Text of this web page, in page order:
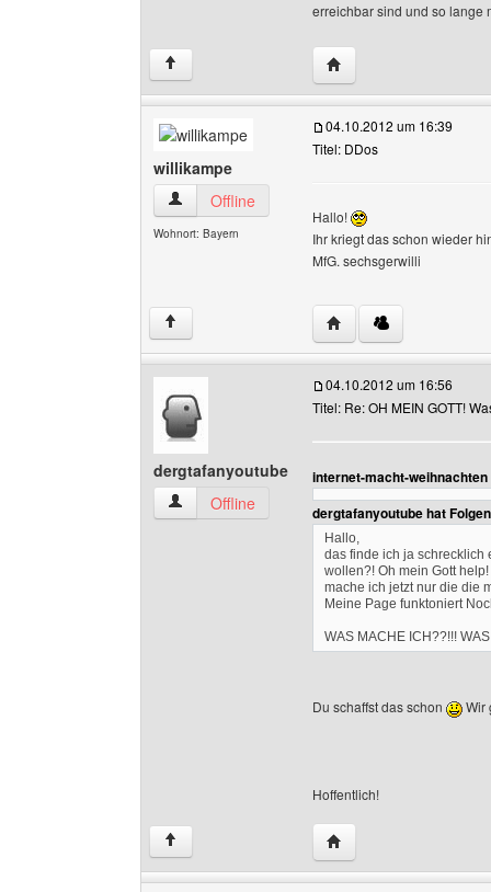
erreichbar sind und so lange
↑ Website dieses
willikampe
willikampe Benutzer-Profile anzeigen
Offline
Wohnort: Bayern
04.10.2012 um 16:39
Titel: DDos
Hallo!
Ihr kriegt das schon wieder
MfG. sechsgerwilli
↑ Website dieses
dergtafanyoutube
dergtafanyoutube Benutzer-Profile anzeigen
Offline
04.10.2012 um 16:56
Titel: Re: OH MEIN GOTT!
internet-macht-
dergtafanyoutube hat
Hallo,
das finde ich ja schrecklich
wollen?! Oh mein Gott
mache ich jetzt nur die die
Meine Page funktoniert
WAS MACHE ICH??!!!
Du schaffst das schon Wir
Hoffentlich!
↑ Website dieses